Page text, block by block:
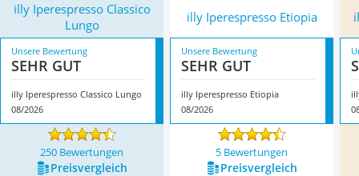
illy Iperespresso Classico
Lungo
illy Iperespresso Etiopia
Unsere Bewertung
SEHR GUT
illy Iperespresso Classico Lungo
08/2026
Unsere Bewertung
SEHR GUT
illy Iperespresso Etiopia
08/2026
250 Bewertungen 5 Bewertungen
Preis­vergleich Preis­vergleich